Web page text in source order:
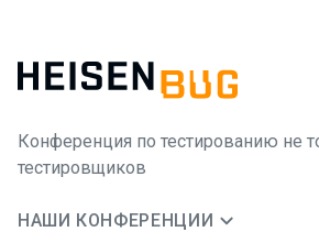
Конференция по тестированию не
тестировщиков
НАШИ КОНФЕРЕНЦИИ